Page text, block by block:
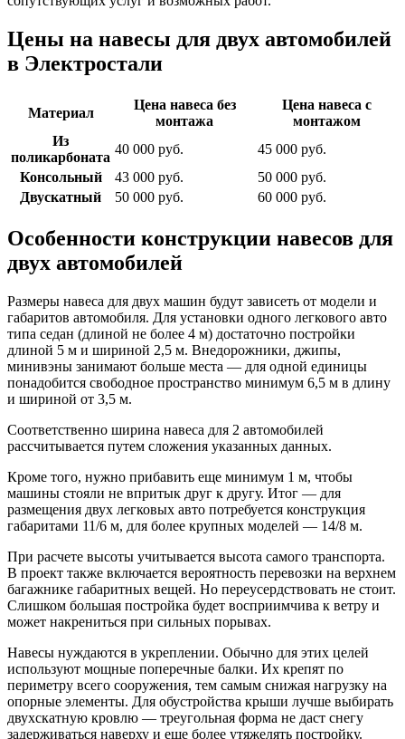
Цены на навесы для двух автомобилей
в Электростали
Материал
Цена навеса без
монтажа
Цена навеса с
монтажом
Из
поликарбоната
40 000 руб.
45 000 руб.
Консольный
43 000 руб.
50 000 руб.
Двускатный
50 000 руб. 60 000 руб.
Особенности конструкции навесов для
двух автомобилей
Размеры навеса для двух машин будут зависеть от модели и
габаритов автомобиля. Для установки одного легкового авто
типа седан (длиной не более 4 м) достаточно постройки
длиной 5 м и шириной 2,5 м. Внедорожники, джипы,
минивэны занимают больше места — для одной единицы
понадобится свободное пространство минимум 6,5 м в длину
и шириной от 3,5 м.
Соответственно ширина навеса для 2 автомобилей
рассчитывается путем сложения указанных данных.
Кроме того, нужно прибавить еще минимум 1 м, чтобы
машины стояли не впритык друг к другу. Итог — для
размещения двух легковых авто потребуется конструкция
габаритами 11/6 м, для более крупных моделей — 14/8 м.
При расчете высоты учитывается высота самого транспорта.
В проект также включается вероятность перевозки на верхнем
багажнике габаритных вещей. Но переусердствовать не стоит.
Слишком большая постройка будет восприимчива к ветру и
может накрениться при сильных порывах.
Навесы нуждаются в укреплении. Обычно для этих целей
используют мощные поперечные балки. Их крепят по
периметру всего сооружения, тем самым снижая нагрузку на
опорные элементы. Для обустройства крыши лучше выбирать
двухскатную кровлю — треугольная форма не даст снегу
задерживаться наверху и еще более утяжелять постройку.